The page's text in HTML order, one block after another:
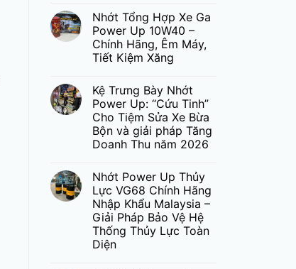
Nhớt Tổng Hợp Xe Ga
Power Up 10W40 –
Chính Hãng, Êm Máy,
Tiết Kiệm Xăng
Kệ Trưng Bày Nhớt
Power Up: “Cứu Tinh”
Cho Tiệm Sửa Xe Bừa
Bộn và giải pháp Tăng
Doanh Thu năm 2026
Nhớt Power Up Thủy
Lực VG68 Chính Hãng
Nhập Khẩu Malaysia –
Giải Pháp Bảo Vệ Hệ
Thống Thủy Lực Toàn
Diện